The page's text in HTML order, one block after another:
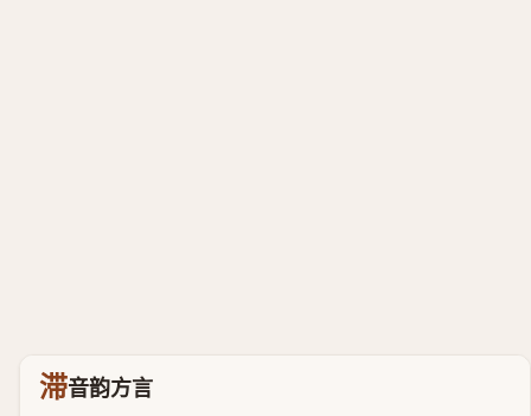
滞音韵方言